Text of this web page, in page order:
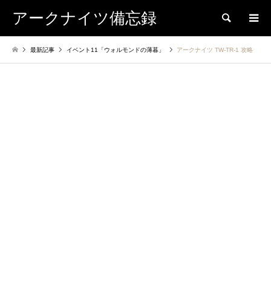
アークナイツ備忘録 検索
最新記事 イベント11「ウォルモンドの薄暮」 アークナイツ TW-TR-1 攻略